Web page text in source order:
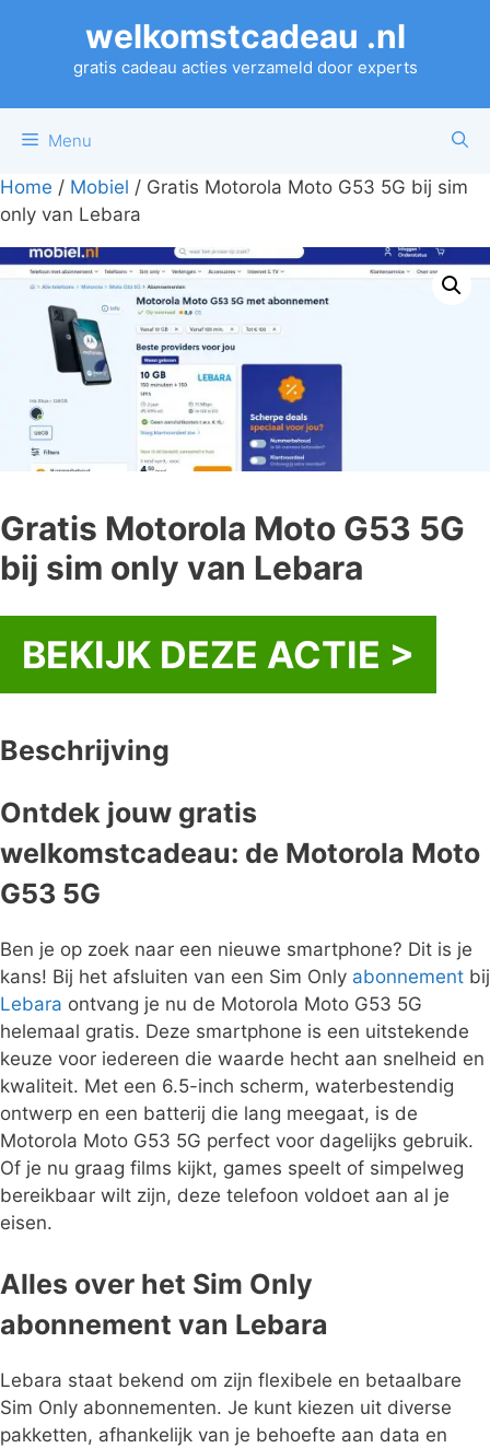
welkomstcadeau .nl
gratis cadeau acties verzameld door experts
Menu
Home / Mobiel / Gratis Motorola Moto G53 5G bij sim
only van Lebara
Gratis Motorola Moto G53 5G
bij sim only van Lebara
BEKIJK DEZE ACTIE >
Beschrijving
Ontdek jouw gratis
welkomstcadeau: de Motorola Moto
G53 5G
Ben je op zoek naar een nieuwe smartphone? Dit is je
kans! Bij het afsluiten van een Sim Only abonnement bij
Lebara ontvang je nu de Motorola Moto G53 5G
helemaal gratis. Deze smartphone is een uitstekende
keuze voor iedereen die waarde hecht aan snelheid en
kwaliteit. Met een 6.5-inch scherm, waterbestendig
ontwerp en een batterij die lang meegaat, is de
Motorola Moto G53 5G perfect voor dagelijks gebruik.
Of je nu graag films kijkt, games speelt of simpelweg
bereikbaar wilt zijn, deze telefoon voldoet aan al je
eisen.
Alles over het Sim Only
abonnement van Lebara
Lebara staat bekend om zijn flexibele en betaalbare
Sim Only abonnementen. Je kunt kiezen uit diverse
pakketten, afhankelijk van je behoefte aan data en